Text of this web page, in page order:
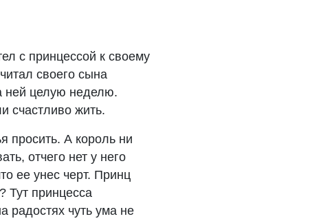
с принцессой к своему
своего сына
ней целую неделю.
счастливо жить.
просить. А король ни
отчего нет у него
ее унес черт. Принц
Тут принцесса
радостях чуть ума не